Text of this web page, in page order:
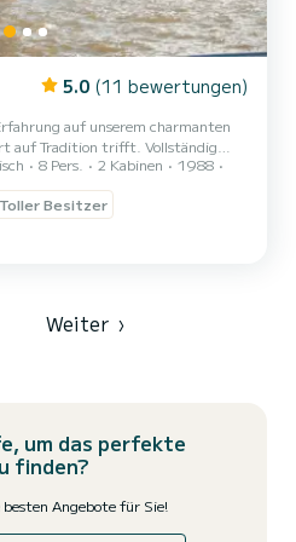
5.0 (11 bewertungen)
auf unserem charmanten
auf Tradition trifft. Vollständig
Geschichte bietet dieses Schiff
Raum, komplett mit
Notwendigen für eine
lokale Crew steht bereit, Sie
Erlebnis auf dem
8 Pers. 2 Kabinen
1988
Toller Besitzer
Weiter ›
um das perfekte
finden?
Angebote für Sie!